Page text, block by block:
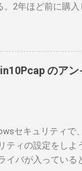
。2年ほど前に購
いるので、リモー
築のために、真面
。 市販のソフトウ
うと思ったのだが
下記のこれらもの
。 今回は私が持っ
線機側(サーバ側)
のア
セキュリティで
ティの設定をしよ
イバが入っている